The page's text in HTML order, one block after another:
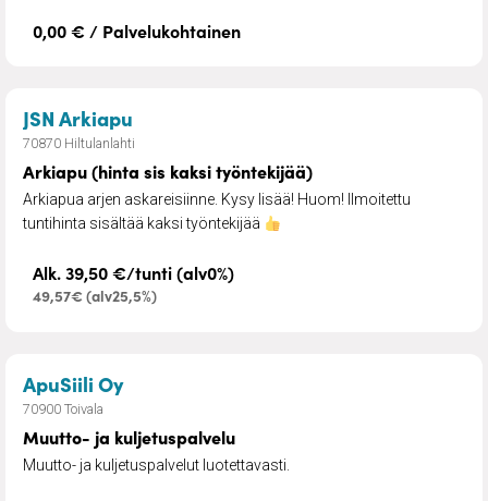
0,00 € / Palvelukohtainen
JSN Arkiapu
70870 Hiltulanlahti
Arkiapu (hinta sis kaksi työntekijää)
Arkiapua arjen askareisiinne. Kysy lisää! Huom! Ilmoitettu
tuntihinta sisältää kaksi työntekijää
Alk. 39,50 €/tunti (alv0%)
49,57€ (alv25,5%)
ApuSiili Oy– Muutto- ja kuljetuspalvelu
70900 Toivala
Muutto- ja kuljetuspalvelu
Muutto- ja kuljetuspalvelut luotettavasti.